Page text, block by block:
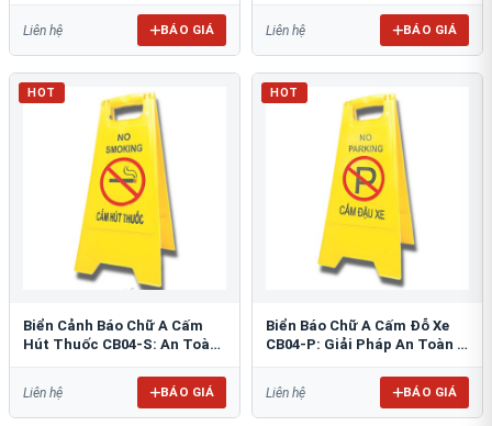
Liên hệ BÁO GIÁ Liên hệ BÁO GIÁ
HOT
Biển Cảnh Báo Chữ A Cấm
Hút Thuốc CB04-S: An Toàn
Liên hệ BÁO GIÁ
HOT
Biển Báo Chữ A Cấm Đỗ Xe
CB04-P: Giải Pháp An Toàn &
Liên hệ BÁO GIÁ